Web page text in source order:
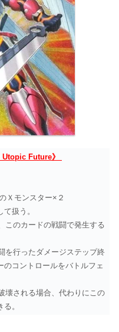
Utopic Future》
Ｘモンスター×２
扱う。
このカードの戦闘で発生する
を行ったダメージステップ終
のコントロールをバトルフェ
壊される場合、代わりにこの
。